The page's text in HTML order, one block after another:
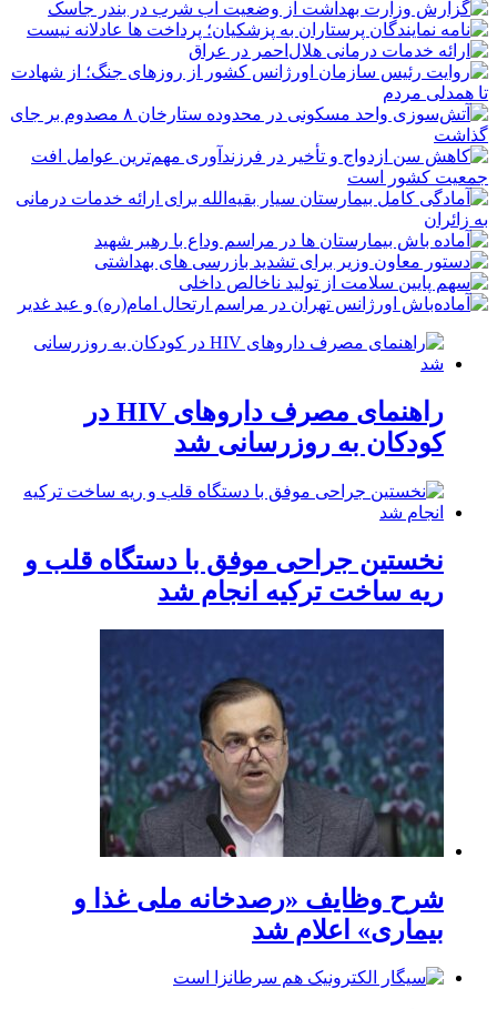
راهنمای مصرف داروهای HIV در
کودکان به روزرسانی شد
نخستین جراحی موفق با دستگاه قلب و
ریه ساخت ترکیه انجام شد
شرح وظایف «رصدخانه ملی غذا و
بیماری» اعلام شد